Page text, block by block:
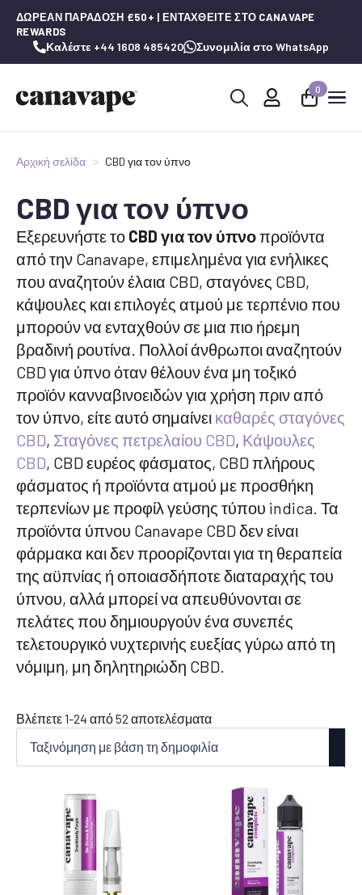
ΔΩΡΕΆΝ ΠΑΡΆΔΟΣΗ £50+ | ΕΝΤΑΧΘΕΊΤΕ ΣΤΟ CANAVAPE
REWARDS
Καλέστε +44 1608 485420 Συνομιλία στο WhatsApp
0
Αρχική σελίδα CBD για τον ύπνο
CBD για τον ύπνο
Εξερευνήστε το CBD για τον ύπνοπροϊόντα
από την Canavape, επιμελημένα για ενήλικες
που αναζητούν έλαια CBD, σταγόνες CBD,
κάψουλες και επιλογές ατμού με τερπένιο που
μπορούν να ενταχθούν σε μια πιο ήρεμη
βραδινή ρουτίνα. Πολλοί άνθρωποι αναζητούν
CBD για ύπνο όταν θέλουν ένα μη τοξικό
προϊόν κανναβινοειδών για χρήση πριν από
τον ύπνο, είτε αυτό σημαίνει καθαρές σταγόνες
CBD, Σταγόνες πετρελαίου CBD, Κάψουλες
CBD, CBD ευρέος φάσματος, CBD πλήρους
φάσματος ή προϊόντα ατμού με προσθήκη
τερπενίων με προφίλ γεύσης τύπου indica. Τα
προϊόντα ύπνου Canavape CBD δεν είναι
φάρμακα και δεν προορίζονται για τη θεραπεία
της αϋπνίας ή οποιασδήποτε διαταραχής του
ύπνου, αλλά μπορεί να απευθύνονται σε
πελάτες που δημιουργούν ένα συνεπές
τελετουργικό νυχτερινής ευεξίας γύρω από τη
νόμιμη, μη δηλητηριώδη CBD.
Βλέπετε 1-24 από 52 αποτελέσματαΤαξινόμηση
δημοτικότητα